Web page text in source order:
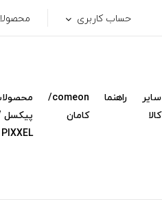
حساب کاربری
سایر
کالا
راهنما
comeon/
کامان
پیکسل
PIXXEL